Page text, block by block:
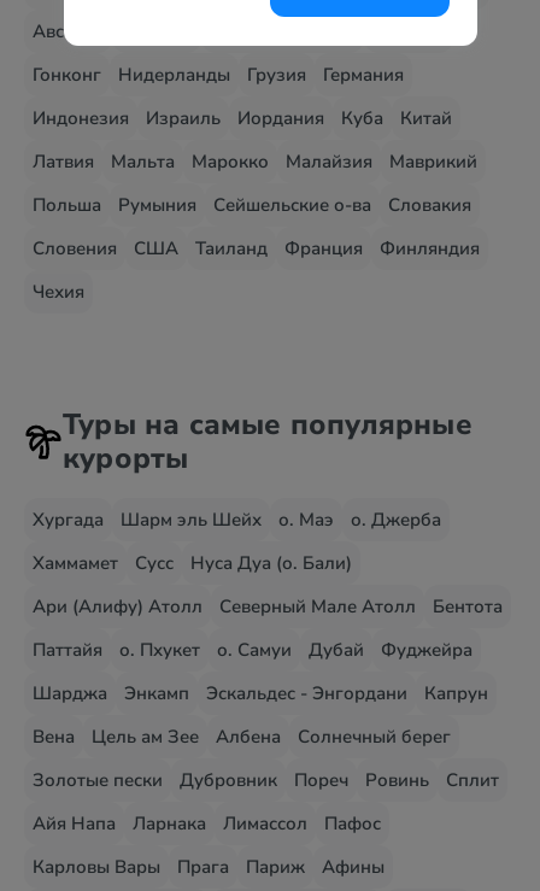
Австрия
Гонконг
Нидерланды Грузия
Германия
Индонезия
Израиль Иордания Куба
Китай
Латвия
Мальта Марокко Малайзия
Маврикий
Польша
Румыния Сейшельские о-ва
Словакия
Словения
США Таиланд Франция
Финляндия
Чехия
Туры на самые популярные
курорты
Хургада Шарм эль Шейх о. Маэ
о. Джерба
Хаммамет
Сусс
Нуса Дуа (о. Бали)
Ари (Алифу) Атолл
Северный Мале Атолл
Бентота
Паттайя
о. Пхукет о. Самуи Дубай
Фуджейра
Шарджа
Энкамп Эскальдес - Энгордани
Капрун
Вена
Цель ам Зее Албена
Солнечный берег
Золотые пески
Дубровник Пореч Ровинь
Сплит
Айя Напа
Ларнака Лимассол
Пафос
Карловы Вары
Прага Париж
Афины